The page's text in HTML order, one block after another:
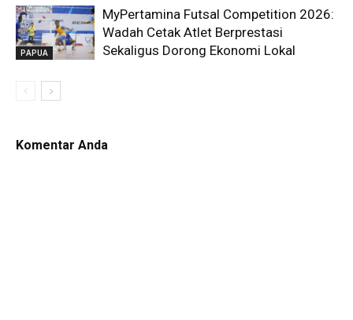
PAPUA
MyPertamina Futsal Competition 2026:
Wadah Cetak Atlet Berprestasi
Sekaligus Dorong Ekonomi Lokal
Komentar Anda